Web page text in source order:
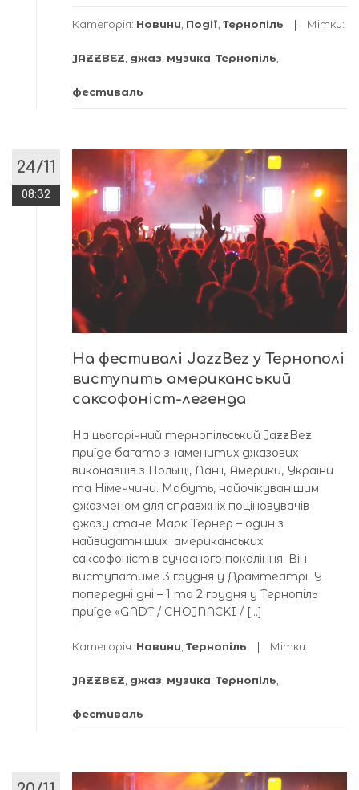
Категорія: Новини Події Тернопіль Мітки:
JAZZBEZ джаз музика Тернопіль
фестиваль
24/11
08:32
На фестивалі JazzBez у Тернополі
виступить американський
саксофоніст-легенда
На цьогорічний тернопільський JazzBez
приїде багато знаменитих джазових
виконавців з Польщі, Данії, Америки, України
та Німеччини. Мабуть, найочікуванішим
джазменом для справжніх поціновувачів
джазу стане Марк Тернер – один з
найвидатніших американських
саксофоністів сучасного покоління. Він
виступатиме 3 грудня у Драмтеатрі. У
попередні дні – 1 та 2 грудня у Тернопіль
приїде «GADT / CHOJNACKI / […]
Категорія: Новини Тернопіль Мітки:
JAZZBEZ джаз музика Тернопіль
фестиваль